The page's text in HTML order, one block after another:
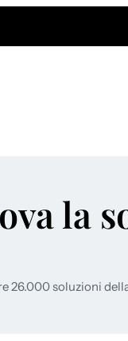
la
26.000 soluzioni